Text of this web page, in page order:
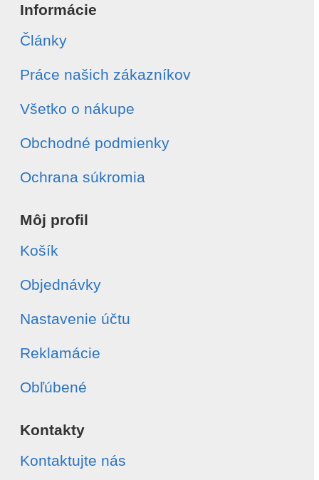
Informácie
Články
Práce našich zákazníkov
Všetko o nákupe
Obchodné podmienky
Ochrana súkromia
Môj profil
Košík
Objednávky
Nastavenie účtu
Reklamácie
Obľúbené
Kontakty
Kontaktujte nás